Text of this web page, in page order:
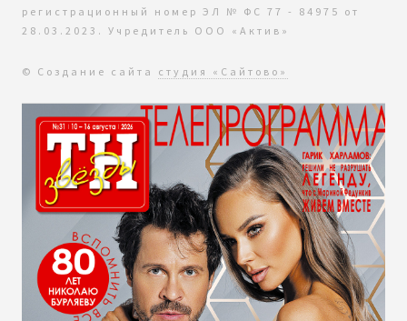
регистрационный номер ЭЛ № ФС 77 - 84975 от
28.03.2023. Учредитель ООО «Актив»
© Создание сайта студия «Сайтово»